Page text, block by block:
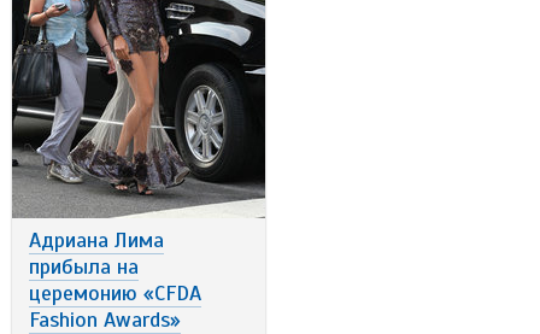
Адриана Лима
прибыла на
церемонию «CFDA
Fashion Awards»